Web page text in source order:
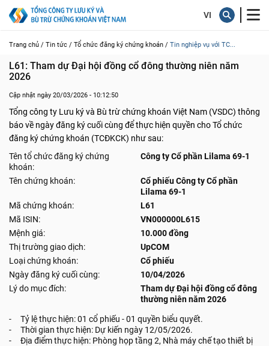
Trang chủ / Tin tức / Tổ chức đăng ký chứng khoán / Tin nghiệp vụ với TC...
L61: Tham dự Đại hội đồng cổ đông thường niên năm
2026
Cập nhật ngày 20/03/2026 - 10:12:50
Tổng công ty Lưu ký và Bù trừ chứng khoán Việt Nam (VSDC) thông
báo về ngày đăng ký cuối cùng để thực hiện quyền cho Tổ chức
đăng ký chứng khoán (TCĐKCK) như sau:
Tên tổ chức đăng ký chứng
khoán:
Công ty Cổ phần Lilama 69-1
Tên chứng khoán:
Cổ phiếu Công ty Cổ phần
Lilama 69-1
Mã chứng khoán:
L61
Mã ISIN:
VN000000L615
Mệnh giá:
10.000 đồng
Thị trường giao dịch:
UpCOM
Loại chứng khoán:
Cổ phiếu
Ngày đăng ký cuối cùng:
10/04/2026
Lý do mục đích:
Tham dự Đại hội đồng cổ đông
thường niên năm 2026
- Tỷ lệ thực hiện: 01 cổ phiếu - 01 quyền biểu quyết.
- Thời gian thực hiện: Dự kiến ngày 12/05/2026.
- Địa điểm thực hiện: Phòng họp tầng 2, Nhà máy chế tạo thiết bị